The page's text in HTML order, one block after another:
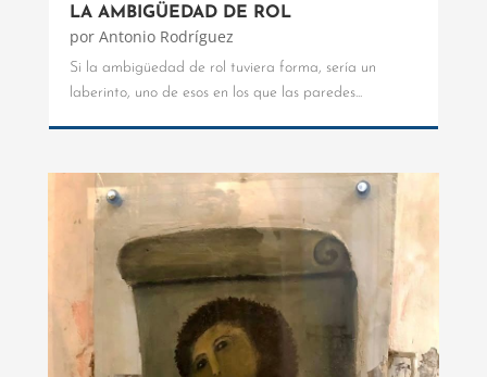
LA AMBIGÜEDAD DE ROL
por Antonio Rodríguez
Si la ambigüedad de rol tuviera forma, sería un
laberinto, uno de esos en los que las paredes...